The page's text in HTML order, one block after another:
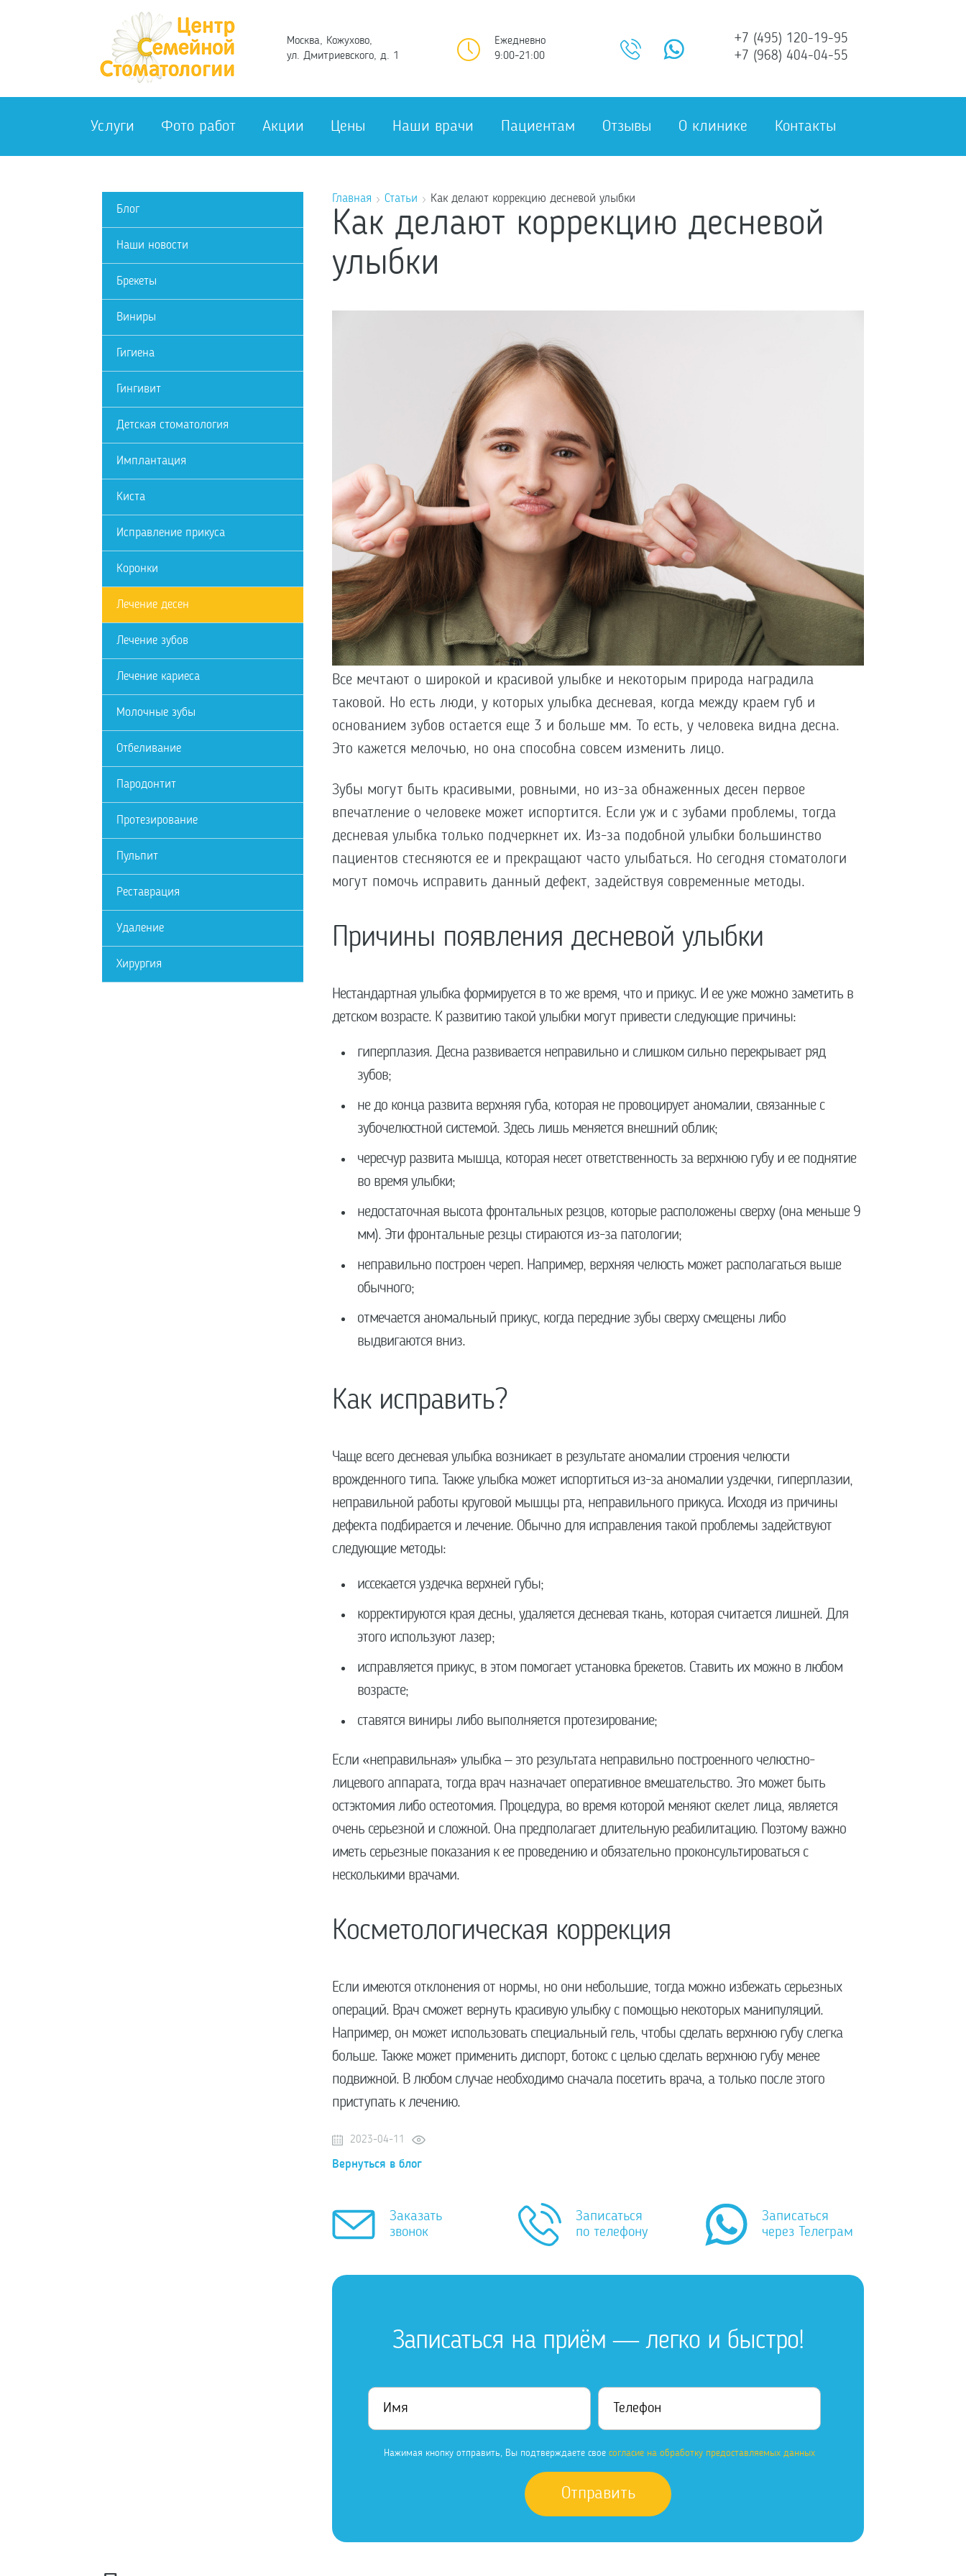
Москва, Кожухово,
ул. Дмитриевского, д. 1
Ежедневно
9:00-21:00
+7 (495) 120-19-95
+7 (968) 404-04-55
Услуги Фото работ Акции Цены Наши врачи Пациентам Отзывы О клинике Контакты
Блог
Наши новости
Брекеты
Виниры
Гигиена
Гингивит
Детская стоматология
Имплантация
Киста
Исправление прикуса
Коронки
Лечение десен
Лечение зубов
Лечение кариеса
Молочные зубы
Отбеливание
Пародонтит
Протезирование
Пульпит
Реставрация
Удаление
Хирургия
Главная Статьи Как делают коррекцию десневой улыбки
Как делают коррекцию десневой
улыбки
Все мечтают о широкой и красивой улыбке и некоторым природа наградила
таковой. Но есть люди, у которых улыбка десневая, когда между краем губ и
основанием зубов остается еще 3 и больше мм. То есть, у человека видна десна.
Это кажется мелочью, но она способна совсем изменить лицо.
Зубы могут быть красивыми, ровными, но из-за обнаженных десен первое
впечатление о человеке может испортится. Если уж и с зубами проблемы, тогда
десневая улыбка только подчеркнет их. Из-за подобной улыбки большинство
пациентов стесняются ее и прекращают часто улыбаться. Но сегодня стоматологи
могут помочь исправить данный дефект, задействуя современные методы.
Причины появления десневой улыбки
Нестандартная улыбка формируется в то же время, что и прикус. И ее уже можно заметить в
детском возрасте. К развитию такой улыбки могут привести следующие причины:
гиперплазия. Десна развивается неправильно и слишком сильно перекрывает ряд
зубов;
не до конца развита верхняя губа, которая не провоцирует аномалии, связанные с
зубочелюстной системой. Здесь лишь меняется внешний облик;
чересчур развита мышца, которая несет ответственность за верхнюю губу и ее поднятие
во время улыбки;
недостаточная высота фронтальных резцов, которые расположены сверху (она меньше 9
мм). Эти фронтальные резцы стираются из-за патологии;
неправильно построен череп. Например, верхняя челюсть может располагаться выше
обычного;
отмечается аномальный прикус, когда передние зубы сверху смещены либо
выдвигаются вниз.
Как исправить?
Чаще всего десневая улыбка возникает в результате аномалии строения челюсти
врожденного типа. Также улыбка может испортиться из-за аномалии уздечки, гиперплазии,
неправильной работы круговой мышцы рта, неправильного прикуса. Исходя из причины
дефекта подбирается и лечение. Обычно для исправления такой проблемы задействуют
следующие методы:
иссекается уздечка верхней губы;
корректируются края десны, удаляется десневая ткань, которая считается лишней. Для
этого используют лазер;
исправляется прикус, в этом помогает установка брекетов. Ставить их можно в любом
возрасте;
ставятся виниры либо выполняется протезирование;
Если «неправильная» улыбка – это результата неправильно построенного челюстно-
лицевого аппарата, тогда врач назначает оперативное вмешательство. Это может быть
остэктомия либо остеотомия. Процедура, во время которой меняют скелет лица, является
очень серьезной и сложной. Она предполагает длительную реабилитацию. Поэтому важно
иметь серьезные показания к ее проведению и обязательно проконсультироваться с
несколькими врачами.
Косметологическая коррекция
Если имеются отклонения от нормы, но они небольшие, тогда можно избежать серьезных
операций. Врач сможет вернуть красивую улыбку с помощью некоторых манипуляций.
Например, он может использовать специальный гель, чтобы сделать верхнюю губу слегка
больше. Также может применить диспорт, ботокс с целью сделать верхнюю губу менее
подвижной. В любом случае необходимо сначала посетить врача, а только после этого
приступать к лечению.
2023-04-11
Вернуться в блог
Заказать
звонок
Записаться
по телефону
Записаться
через Телеграм
Записаться на приём — легко и быстро!
Нажимая кнопку отправить, Вы подтверждаете свое согласие на обработку предоставляемых данных